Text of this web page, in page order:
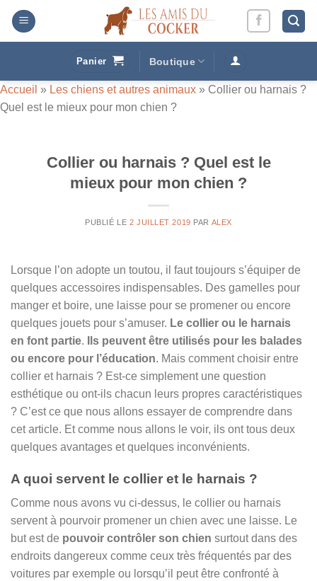
Passer
contenu
Panier Boutique
Accueil » Les chiens et autres animaux » Collier ou harnais ?
Quel est le mieux pour mon chien ?
Collier ou harnais ? Quel est le
mieux pour mon chien ?
PUBLIÉ LE 2 JUILLET 2019 PAR ALEX
Lorsque l’on adopte un toutou, il faut toujours s’équiper de
quelques accessoires indispensables. Des gamelles pour
manger et boire, une laisse pour se promener ou encore
quelques jouets pour s’amuser. Le collier ou le harnais
en font partie. Ils peuvent être utilisés pour les balades
ou encore pour l’éducation. Mais comment choisir entre
collier et harnais ? Est-ce simplement une question
esthétique ou ont-ils chacun leurs propres caractéristiques
? C’est ce que nous allons essayer de comprendre dans
cet article. Et comme nous allons le voir, ils ont tous deux
quelques avantages et quelques inconvénients.
A quoi servent le collier et le harnais ?
Comme nous avons vu ci-dessus, le collier ou harnais
servent à pourvoir promener un chien avec une laisse. Le
but est de pouvoir contrôler son chien surtout dans des
endroits dangereux comme ceux très fréquentés par des
voitures par exemple ou lorsqu’il peut être confronté à